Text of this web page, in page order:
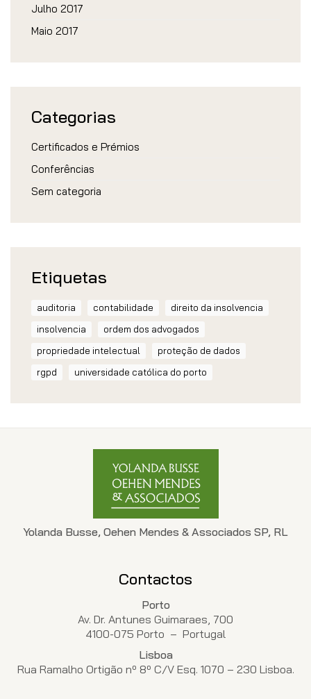
Julho 2017
Maio 2017
Categorias
Certificados e Prémios
Conferências
Sem categoria
Etiquetas
auditoria contabilidade
direito da insolvencia
insolvencia
ordem dos advogados
propriedade intelectual
proteção de dados
rgpd
universidade católica do porto
Yolanda Busse, Oehen Mendes & Associados SP, RL
Contactos
Porto
Av. Dr. Antunes Guimaraes, 700
4100-075 Porto – Portugal
Lisboa
Rua Ramalho Ortigão nº 8º C/V Esq. 1070 – 230 Lisboa.